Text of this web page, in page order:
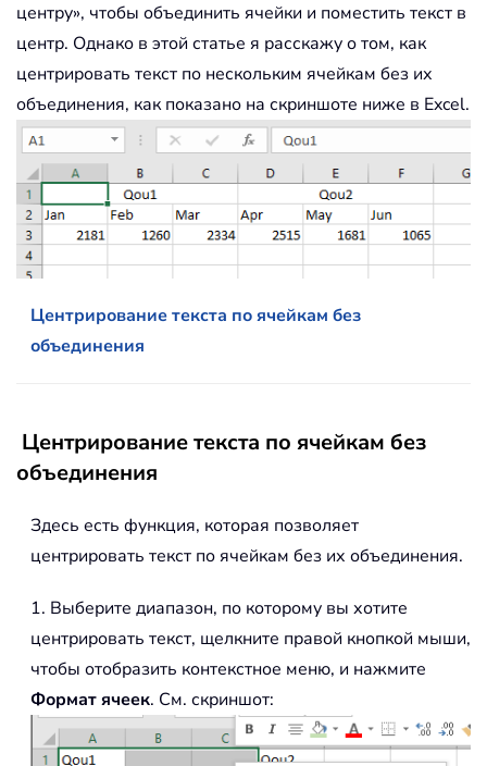
центру», чтобы объединить ячейки и поместить текст в
центр. Однако в этой статье я расскажу о том, как
центрировать текст по нескольким ячейкам без их
объединения, как показано на скриншоте ниже в Excel.
Центрирование текста по ячейкам без
объединения
Центрирование текста по ячейкам без
объединения
Здесь есть функция, которая позволяет
центрировать текст по ячейкам без их объединения.
1. Выберите диапазон, по которому вы хотите
центрировать текст, щелкните правой кнопкой мыши,
чтобы отобразить контекстное меню, и нажмите
Формат ячеек. См. скриншот: